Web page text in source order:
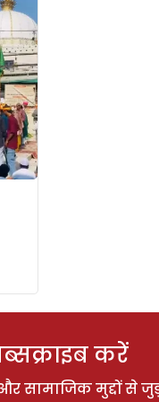
करें
सामाजिक मुद्दों से